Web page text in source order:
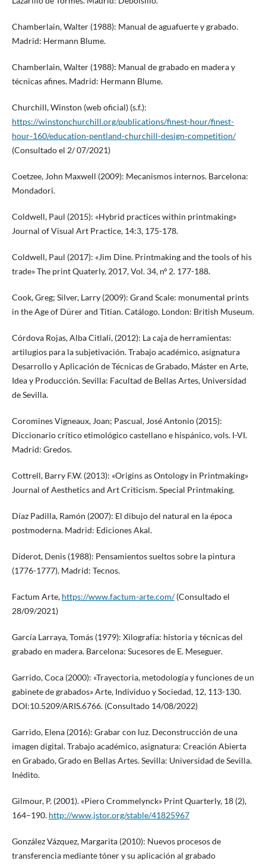
Chamberlain, Walter (1988): Manual de aguafuerte y grabado.
Madrid: Hermann Blume.
Chamberlain, Walter (1988): Manual de grabado en madera y
técnicas afines. Madrid: Hermann Blume.
Churchill, Winston (web oficial) (s.f.):
https://winstonchurchill.org/publications/finest-hour/finest-
hour-160/education-pentland-churchill-design-competition/
(Consultado el 2/ 07/2021)
Coetzee, John Maxwell (2009): Mecanismos internos. Barcelona:
Mondadori.
Coldwell, Paul (2015): «Hybrid practices within printmaking»
Journal of Visual Art Practice, 14:3, 175-178.
Coldwell, Paul (2017): «Jim Dine. Printmaking and the tools of his
trade» The print Quaterly, 2017, Vol. 34, nº 2. 177-188.
Cook, Greg; Silver, Larry (2009): Grand Scale: monumental prints
in the Age of Dürer and Titian. Catálogo. London: British Museum.
Córdova Rojas, Alba Citlali, (2012): La caja de herramientas:
artilugios para la subjetivación. Trabajo académico, asignatura
Desarrollo y Aplicación de Técnicas de Grabado, Máster en Arte,
Idea y Producción. Sevilla: Facultad de Bellas Artes, Universidad
de Sevilla.
Coromines Vigneaux, Joan; Pascual, José Antonio (2015):
Diccionario crítico etimológico castellano e hispánico, vols. I-VI.
Madrid: Gredos.
Cottrell, Barry F.W. (2013): «Origins as Ontology in Printmaking»
Journal of Aesthetics and Art Criticism. Special Printmaking.
Díaz Padilla, Ramón (2007): El dibujo del natural en la época
postmoderna. Madrid: Ediciones Akal.
Diderot, Denis (1988): Pensamientos sueltos sobre la pintura
(1776-1777). Madrid: Tecnos.
Factum Arte, https://www.factum-arte.com/(Consultado el
28/09/2021)
García Larraya, Tomás (1979): Xilografía: historia y técnicas del
grabado en madera. Barcelona: Sucesores de E. Meseguer.
Garrido, Coca (2000): «Trayectoria, metodología y funciones de un
gabinete de grabados» Arte, Individuo y Sociedad, 12, 113-130.
DOI:10.5209/ARIS.6766. (Consultado 14/08/2022)
Garrido, Elena (2016): Grabar con luz. Deconstrucción de una
imagen digital. Trabajo académico, asignatura: Creación Abierta
en Grabado, Grado en Bellas Artes. Sevilla: Universidad de Sevilla.
Inédito.
Gilmour, P. (2001). «Piero Crommelynck» Print Quarterly, 18 (2),
164–190. http://www.jstor.org/stable/41825967
González Vázquez, Margarita (2010): Nuevos procesos de
transferencia mediante tóner y su aplicación al grabado